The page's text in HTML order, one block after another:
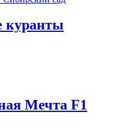
куранты
Мечта F1